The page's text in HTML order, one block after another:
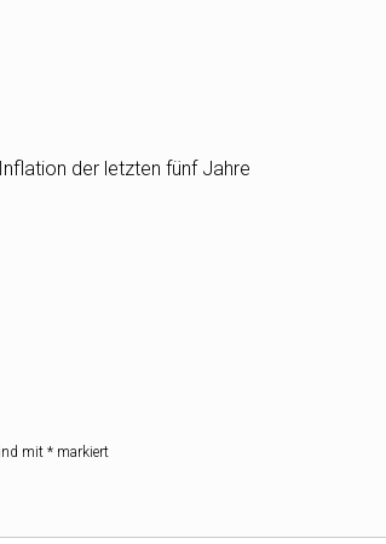
der letzten fünf Jahre
mit * markiert